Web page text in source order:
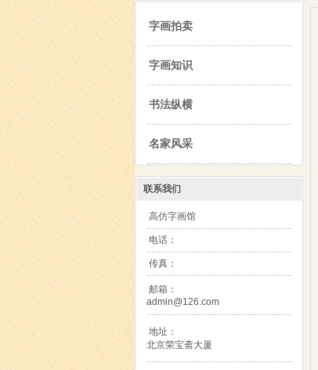
字画拍卖
字画知识
书法纵横
名家风采
联系我们
高仿字画馆
电话：
传真：
邮箱：
admin@126.com
地址：
北京荣宝斋大厦